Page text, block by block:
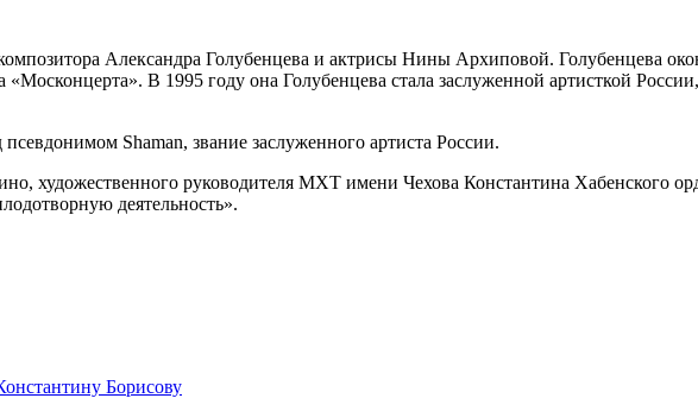
Александра Голубенцева и актрисы Нины Архиповой. Голубенцева
«Москонцерта». В 1995 году она Голубенцева стала заслуженной артисткой
Shaman, звание заслуженного артиста России.
художественного руководителя МХТ имени Чехова Константина Хабенского
деятельность».
Борисову